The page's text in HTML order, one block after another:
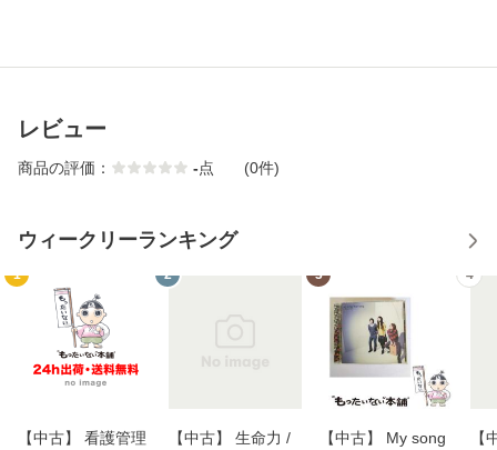
レビュー
商品の評価： -点 (0件)
ウィークリーランキング
1
【中古】 看護管理
2
【中古】 生命力 /
3
【中古】 My song
4
【